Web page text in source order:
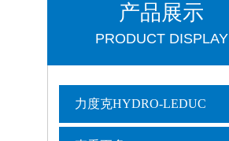
产品展示
PRODUCT DISPLAY
力度克HYDRO-LEDUC